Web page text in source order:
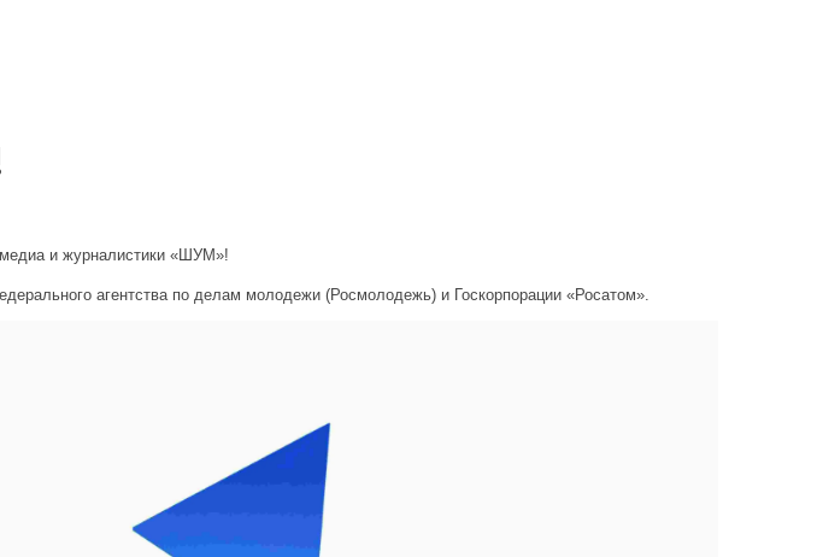
и журналистики «ШУМ»!
агентства по делам молодежи (Росмолодежь) и Госкорпорации «Росатом».